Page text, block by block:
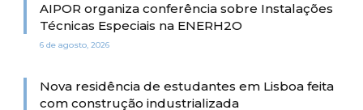
AIPOR organiza conferência sobre Instalações
Técnicas Especiais na ENERH2O
6 de agosto, 2026
Nova residência de estudantes em Lisboa feita
com construção industrializada